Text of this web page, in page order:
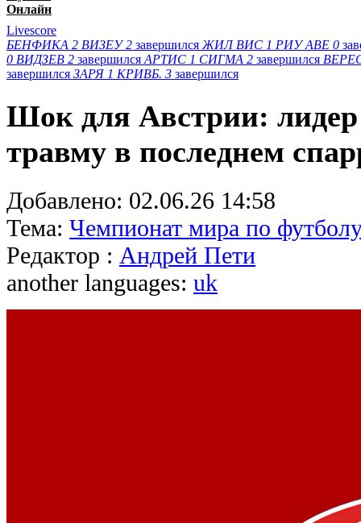
Онлайн
Livescore
БЕНФИКА 2 ВИЗЕУ 2 завершился ЖИЛ ВИС 1 РИУ АВЕ 0
0 ВИДЗЕВ 2 завершился АРТИС 1 СИГМА 2 завершился
завершился ЗАРЯ 1 КРИВБ. 3 завершился
Шок для Австрии: лидер
травму в последнем
Добавлено: 02.06.26 14:58
Тема: Чемпионат мира по
Редактор : Андрей Пети
another languages: uk